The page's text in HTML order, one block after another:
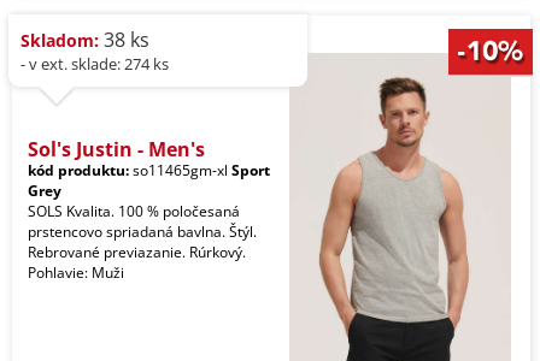
Skladom: 38 ks
- v ext. sklade: 274 ks
Sol's Justin - Men's
kód produktu:so11465gm-xl Sport
Grey
SOLS Kvalita. 100 % poločesaná
prstencovo spriadaná bavlna. Štýl.
Rebrované previazanie. Rúrkový.
Pohlavie: Muži